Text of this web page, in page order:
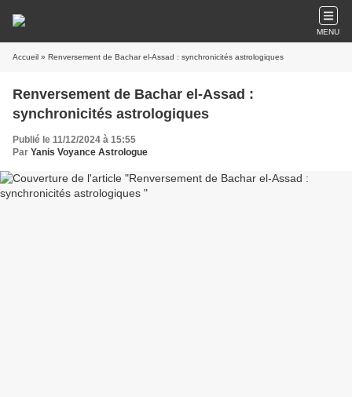
MENU
Accueil » Renversement de Bachar el-Assad : synchronicités astrologiques
Renversement de Bachar el-Assad :
synchronicités astrologiques
Publié le 11/12/2024 à 15:55
Par Yanis Voyance Astrologue